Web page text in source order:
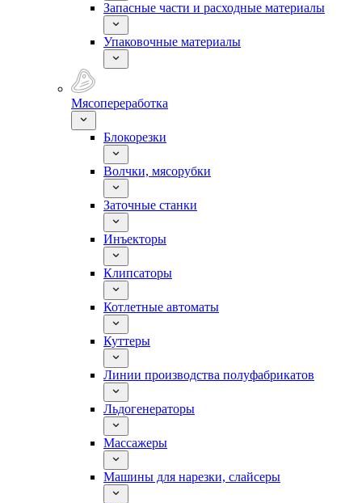
Запасные части и расходные материалы
Упаковочные материалы
Мясопереработка
Блокорезки
Волчки, мясорубки
Заточные станки
Инъекторы
Клипсаторы
Котлетные автоматы
Куттеры
Линии производства полуфабрикатов
Льдогенераторы
Массажеры
Машины для нарезки, слайсеры